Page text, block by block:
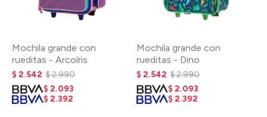
Mochila grande con
rueditas - Arcoíris
$ 2.542 $2.990
$ 2.093
$ 2.392
Mochila grande con
rueditas - Dino
$ 2.542 $2.990
$ 2.093
$ 2.392